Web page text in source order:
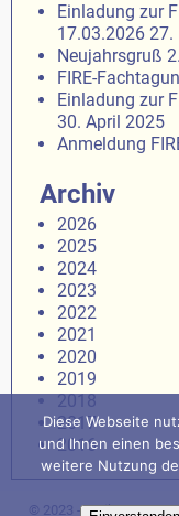
Einladung zur
17.03.2026 27.
Neujahrsgruß
FIRE-
Einladung zur
30. April 2025
Anmeldung
Archiv
2026
2025
2024
2023
2022
2021
2020
2019
2018
2017
2016
© 2023 - Freiberger
Diese Webseite
und Ihnen einen
weitere Nutzung